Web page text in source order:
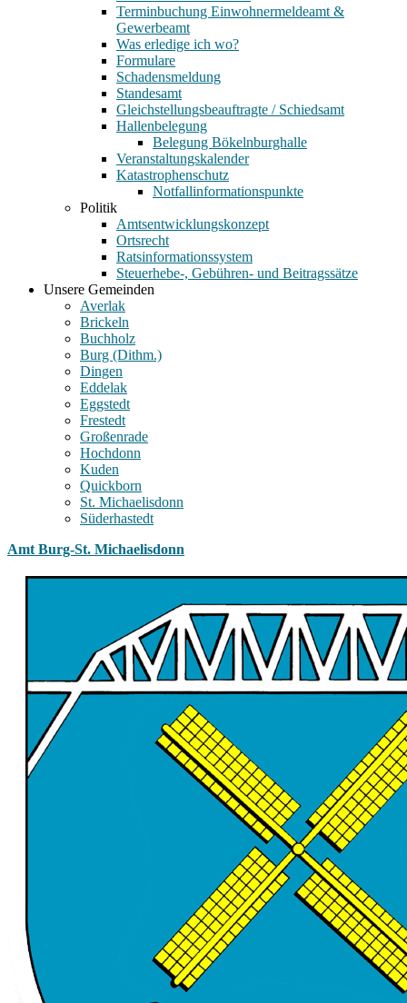
Terminbuchung Einwohnermeldeamt &
Gewerbeamt
Was erledige ich wo?
Formulare
Schadensmeldung
Standesamt
Gleichstellungsbeauftragte / Schiedsamt
Hallenbelegung
Belegung Bökelnburghalle
Veranstaltungskalender
Katastrophenschutz
Notfallinformationspunkte
Politik
Amtsentwicklungskonzept
Ortsrecht
Ratsinformationssystem
Steuerhebe-, Gebühren- und Beitragssätze
Unsere Gemeinden
Averlak
Brickeln
Buchholz
Burg (Dithm.)
Dingen
Eddelak
Eggstedt
Frestedt
Großenrade
Hochdonn
Kuden
Quickborn
St. Michaelisdonn
Süderhastedt
Amt Burg-St. Michaelisdonn